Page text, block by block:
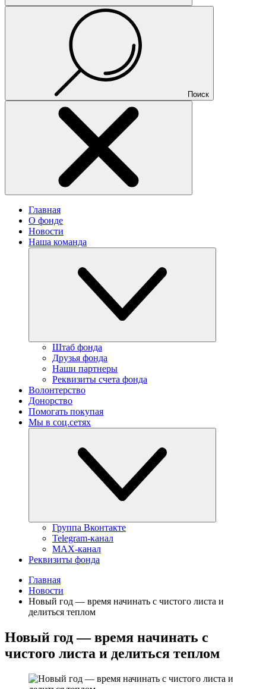
Поиск
Главная
О фонде
Новости
Наша команда
Штаб фонда
Друзья фонда
Наши партнеры
Реквизиты счета фонда
Волонтерство
Донорство
Помогать покупая
Мы в соц.сетях
Группа Вконтакте
Telegram-канал
MAX-канал
Реквизиты фонда
Главная
Новости
Новый год — время начинать с чистого листа и
делиться теплом
Новый год — время начинать с
чистого листа и делиться теплом